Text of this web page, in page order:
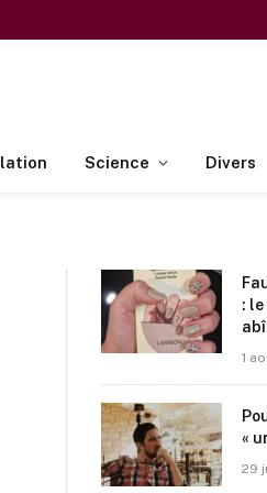
Science Divers
:
1
«
29